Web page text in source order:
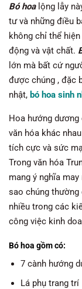
Bó hoalộng lẫy
tư và những điều
không chỉ thể
động và vật chất.
lớn mà bất cứ
được chúng , đặc
nhật, bó hoa sinh
Hoa hướng dương
văn hóa khác
tích cực và sức
Trong văn hóa
mang ý nghĩa
sao chúng
nhiều trong các
công việc kinh
Bó hoa gồm có:
7 cành hướng
Lá phụ trang trí